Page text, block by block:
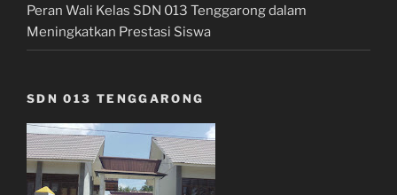
Peran Wali Kelas SDN 013 Tenggarong dalam
Meningkatkan Prestasi Siswa
SDN 013 TENGGARONG